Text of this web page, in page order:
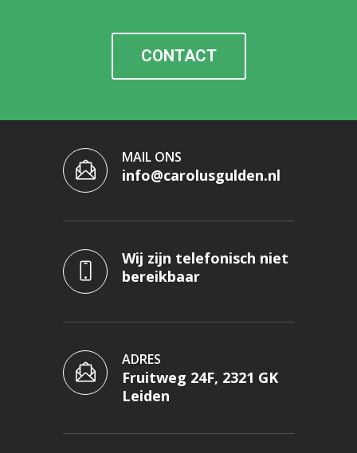
CONTACT
MAIL ONS
info@carolusgulden.nl
Wij zijn telefonisch niet
bereikbaar
ADRES
Fruitweg 24F, 2321 GK
Leiden